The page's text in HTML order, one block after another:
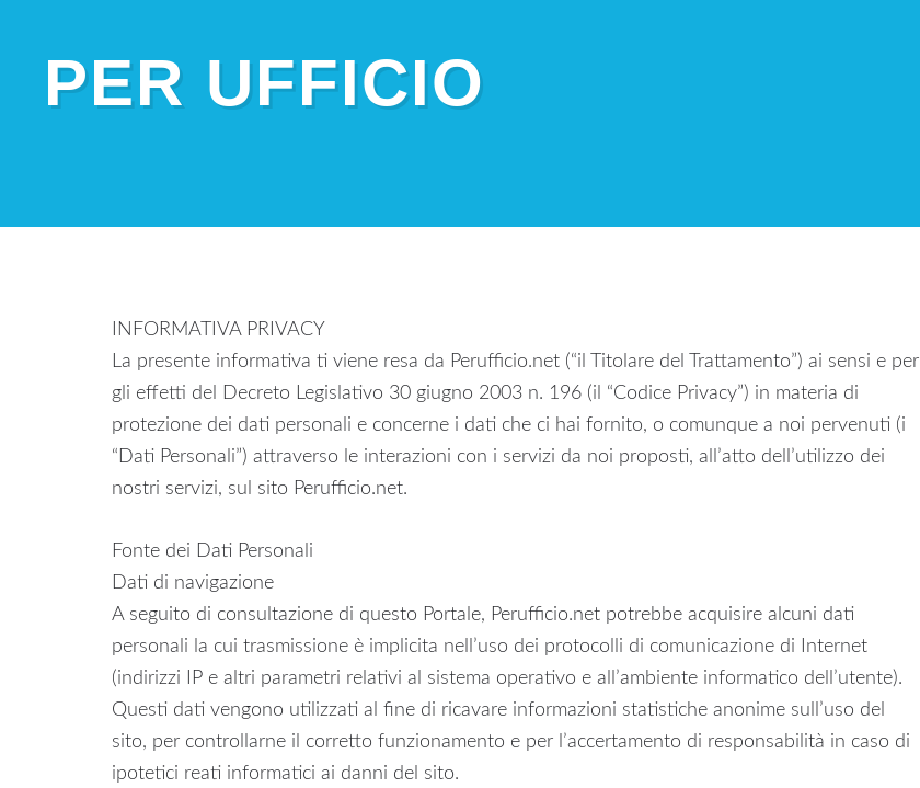
PER UFFICIO
INFORMATIVA PRIVACY
La presente informativa ti viene resa da Perufficio.net (“il Titolare del Trattamento”) ai sensi e per
gli effetti del Decreto Legislativo 30 giugno 2003 n. 196 (il “Codice Privacy”) in materia di
protezione dei dati personali e concerne i dati che ci hai fornito, o comunque a noi pervenuti (i
“Dati Personali”) attraverso le interazioni con i servizi da noi proposti, all’atto dell’utilizzo dei
nostri servizi, sul sito Perufficio.net.
Fonte dei Dati Personali
Dati di navigazione
A seguito di consultazione di questo Portale, Perufficio.net potrebbe acquisire alcuni dati
personali la cui trasmissione è implicita nell’uso dei protocolli di comunicazione di Internet
(indirizzi IP e altri parametri relativi al sistema operativo e all’ambiente informatico dell’utente).
Questi dati vengono utilizzati al fine di ricavare informazioni statistiche anonime sull’uso del
sito, per controllarne il corretto funzionamento e per l’accertamento di responsabilità in caso di
ipotetici reati informatici ai danni del sito.